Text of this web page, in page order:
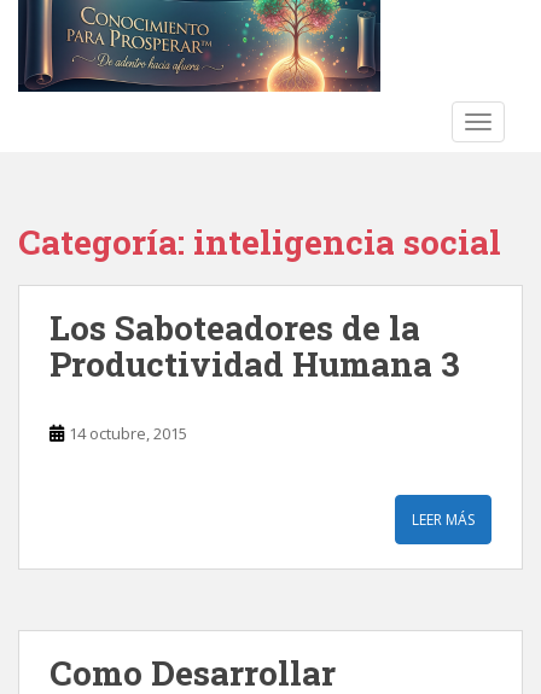
Categoría: inteligencia social
Los Saboteadores de la
Productividad Humana 3
14 octubre, 2015
LEER MÁS
Como Desarrollar